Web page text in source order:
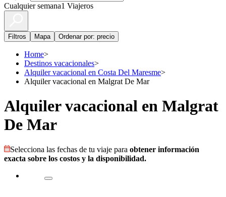
Cualquier semana1 Viajeros
Filtros Mapa Ordenar por: precio
Home>
Destinos vacacionales>
Alquiler vacacional en Costa Del Maresme>
Alquiler vacacional en Malgrat De Mar
Alquiler vacacional en Malgrat
De Mar
Selecciona las fechas de tu viaje para obtener información
exacta sobre los costos y la disponibilidad.